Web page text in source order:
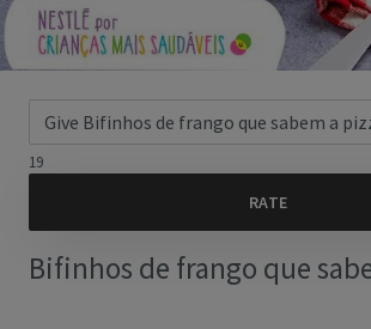
19
Bifinhos de frango que